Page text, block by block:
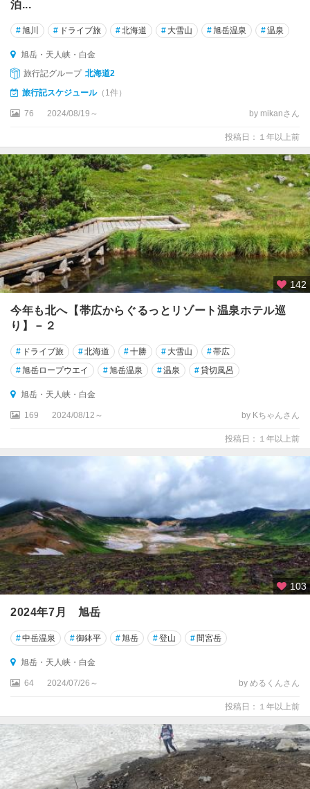
泊...
#旭川 # ドライブ旅 #北海道 # 大雪山 #旭岳温泉 #温泉
旭岳・天人峡・白金
旅行記グループ 北海道2
旅行記スケジュール（1件）
76 2024/08/19～ by mikanさん
投稿日：１年以上前
142
今年も北へ【帯広からぐるっとリゾート温泉ホテル巡
り】－２
# ドライブ旅 #北海道 #十勝 # 大雪山 #帯広
#旭岳ロープウエイ #旭岳温泉 #温泉 #貸切風呂
旭岳・天人峡・白金
169 2024/08/12～ by Kちゃんさん
投稿日：１年以上前
103
2024年7月 旭岳
#中岳温泉 #御鉢平 #旭岳 #登山 # 間宮岳
旭岳・天人峡・白金
64 2024/07/26～ by めるくんさん
投稿日：１年以上前